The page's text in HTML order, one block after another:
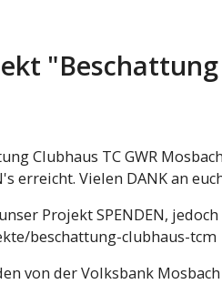
Clubhaus TC GWR
erreicht. Vielen DANK an
Projekt SPENDEN,
beschattung-clubhaus-tcm
von der Volksbank